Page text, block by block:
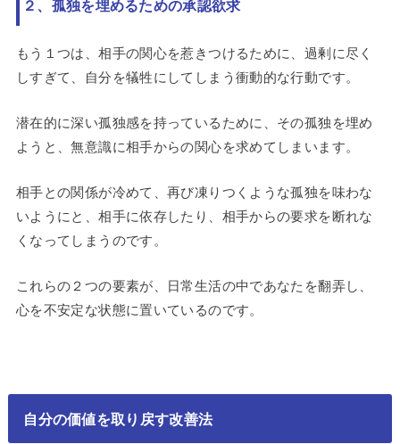
２、孤独を埋めるための承認欲求
もう１つは、相手の関心を惹きつけるために、過剰に尽く
しすぎて、自分を犠牲にしてしまう衝動的な行動です。
潜在的に深い孤独感を持っているために、その孤独を埋め
ようと、無意識に相手からの関心を求めてしまいます。
相手との関係が冷めて、再び凍りつくような孤独を味わな
いようにと、相手に依存したり、相手からの要求を断れな
くなってしまうのです。
これらの２つの要素が、日常生活の中であなたを翻弄し、
心を不安定な状態に置いているのです。
自分の価値を取り戻す改善法